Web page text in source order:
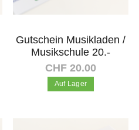
Gutschein Musikladen /
Musikschule 20.-
CHF 20.00
Auf Lager